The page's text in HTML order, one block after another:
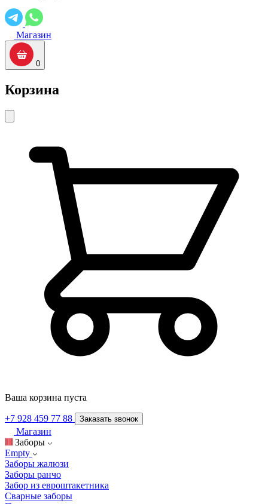
Магазин
0
Корзина
Ваша корзина пуста
+7 928 459 77 88 Заказать звонок
Магазин
Заборы
Empty
Заборы жалюзи
Заборы ранчо
Забор из евроштакетника
Сварные заборы